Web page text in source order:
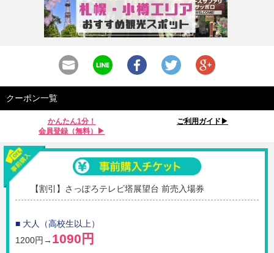
クーポン一覧
かんたん1分！
会員登録（無料）▶︎
ご利用ガイド▶︎
【割引】さっぽろテレビ塔展望台 前売入場券
■ 大人（高校生以上）
1200円→ 1090円